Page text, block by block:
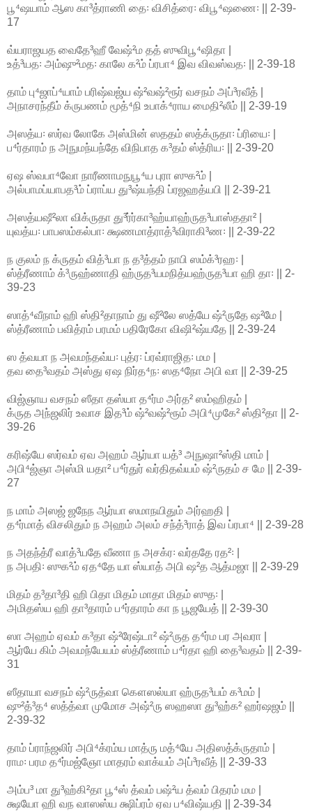
பூ⁴ஷயாம் ஆஸ கா³த்ராணி தை꞉ விசித்ரை꞉ விபூ⁴ஷணை꞉ || 2-39-
17
வ்யராஜயத வைதே³ஹீ வேஷ்²ம தத் ஸுவிபூ⁴ஷிதா |
உத்³யத꞉ அம்ஷு²மத꞉ காலே க²ம் ப்ரபா⁴ இவ விவஸ்வத꞉ || 2-39-18
தாம் பு⁴ஜாப்⁴யாம் பரிஷ்வஜ்ய ஷ்²வஷ்²ரூர் வசநம் அப்³ரவீத் |
அநாசரந்தீம் க்ருபணம் மூத்⁴நி உபாக்⁴ராய மைதி²லீம் || 2-39-19
அஸத்ய꞉ ஸர்வ லோகே அஸ்மின் ஸததம் ஸத்க்ருதா꞉ ப்ரியை꞉ |
ப⁴ர்தாரம் ந அநுமந்யந்தே விநிபாத க³தம் ஸ்த்ரிய꞉ || 2-39-20
ஏஷ ஸ்வபா⁴வோ நாரீணாமநுபூ⁴ய புரா ஸுக²ம் |
அல்பாமப்யாபத³ம் ப்ராப்ய து³ஷ்யந்தி ப்ரஜஹத்யபி || 2-39-21
அஸத்யஷீ²லா விக்ருதா து³ர்ர்கா³ஹ்யாஹ்ருத³யாஸ்ததா² |
யுவத்ய꞉ பாபஸம்கல்பா꞉ க்ஷணமாத்ராத்³விராகி³ண꞉ || 2-39-22
ந குலம் ந க்ருதம் வித்³யா ந த³த்தம் நாபி ஸம்க்³ரஹ꞉ |
ஸ்த்ரீணாம் க்³ருஹ்ணாதி ஹ்ருத³யமநித்யஹ்ருத³யா ஹி தா꞉ || 2-
39-23
ஸாத்⁴வீநாம் ஹி ஸ்தி²தாநாம் து ஷீ²லே ஸத்யே ஷ்²ருதே ஷ²மே |
ஸ்த்ரீணாம் பவித்ரம் பரமம் பதிரேகோ விஷி²ஷ்யதே || 2-39-24
ஸ த்வயா ந அவமந்தவ்ய꞉ புத்ர꞉ ப்ரவ்ராஜித꞉ மம |
தவ தை³வதம் அஸ்து ஏஷ நிர்த⁴ந꞉ ஸத⁴நோ அபி வா || 2-39-25
விஜ்ஞாய வசநம் ஸீதா தஸ்யா த⁴ர்ம அர்த² ஸம்ஹிதம் |
க்ருத அந்ஜலிர் உவாச இத³ம் ஷ்²வஷ்²ரூம் அபி⁴முகே² ஸ்தி²தா || 2-
39-26
கரிஷ்யே ஸர்வம் ஏவ அஹம் ஆர்யா யத்³ அநுஷா²ஸ்தி மாம் |
அபி⁴ஜ்ஞா அஸ்மி யதா² ப⁴ர்துர் வர்திதவ்யம் ஷ்²ருதம் ச மே || 2-39-
27
ந மாம் அஸஜ் ஜநேந ஆர்யா ஸமாநயிதும் அர்ஹதி |
த⁴ர்மாத் விசலிதும் ந அஹம் அலம் சந்த்³ராத் இவ ப்ரபா⁴ || 2-39-28
ந அதந்த்ரீ வாத்³யதே வீணா ந அசக்ர꞉ வர்ததே ரத²꞉ |
ந அபதி꞉ ஸுக²ம் ஏத⁴தே யா ஸ்யாத் அபி ஷ²த ஆத்மஜா || 2-39-29
மிதம் த³தா³தி ஹி பிதா மிதம் மாதா மிதம் ஸுத꞉ |
அமிதஸ்ய ஹி தா³தாரம் ப⁴ர்தாரம் கா ந பூஜயேத் || 2-39-30
ஸா அஹம் ஏவம் க³தா ஷ்²ரேஷ்டா² ஷ்²ருத த⁴ர்ம பர அவரா |
ஆர்யே கிம் அவமந்யேயம் ஸ்த்ரீணாம் ப⁴ர்தா ஹி தை³வதம் || 2-39-
31
ஸீதாயா வசநம் ஷ்²ருத்வா கௌஸல்யா ஹ்ருத³யம் க³மம் |
ஷு²த்³த⁴ ஸத்த்வா முமோச அஷ்²ரு ஸஹஸா து³ஹ்க² ஹர்ஷஜம் ||
2-39-32
தாம் ப்ராந்ஜலிர் அபி⁴க்ரம்ய மாத்ரு மத்⁴யே அதிஸத்க்ருதாம் |
ராம꞉ பரம த⁴ர்மஜ்ஞோ மாதரம் வாக்யம் அப்³ரவீத் || 2-39-33
அம்ப³ மா து³ஹ்கி²தா பூ⁴ஸ் த்வம் பஷ்²ய த்வம் பிதரம் மம |
க்ஷயோ ஹி வந வாஸஸ்ய க்ஷிப்ரம் ஏவ ப⁴விஷ்யதி || 2-39-34